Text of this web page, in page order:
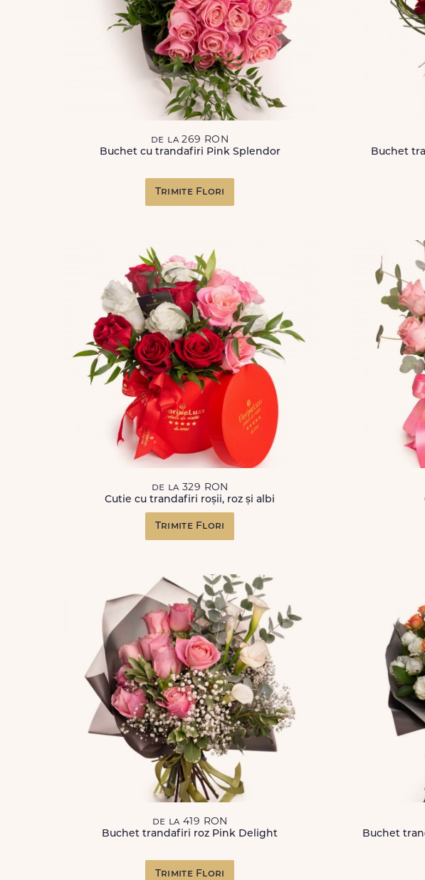
de la 269 RON
Buchet cu trandafiri Pink Splendor
Trimite Flori
Buchet
de la 329 RON
Cutie cu trandafiri roșii, roz și albi
Trimite Flori
de la 419 RON
Buchet trandafiri roz Pink Delight
Trimite Flori
Buchet